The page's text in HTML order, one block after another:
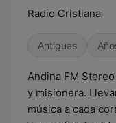
Radio Cristiana
Antiguas
Andina FM
y misionera.
música a cada